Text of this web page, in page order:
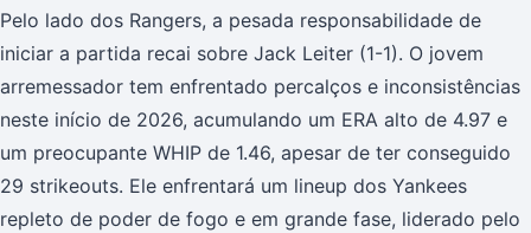
Pelo lado dos Rangers, a pesada responsabilidade de
iniciar a partida recai sobre Jack Leiter (1-1). O jovem
arremessador tem enfrentado percalços e inconsistências
neste início de 2026, acumulando um ERA alto de 4.97 e
um preocupante WHIP de 1.46, apesar de ter conseguido
29 strikeouts. Ele enfrentará um lineup dos Yankees
repleto de poder de fogo e em grande fase, liderado pelo